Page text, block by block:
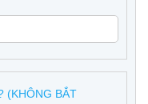
(KHÔNG BẮT